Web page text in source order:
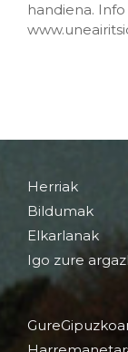
handiena.
Herriak
Bildumak
Elkarlanak
Igo zure